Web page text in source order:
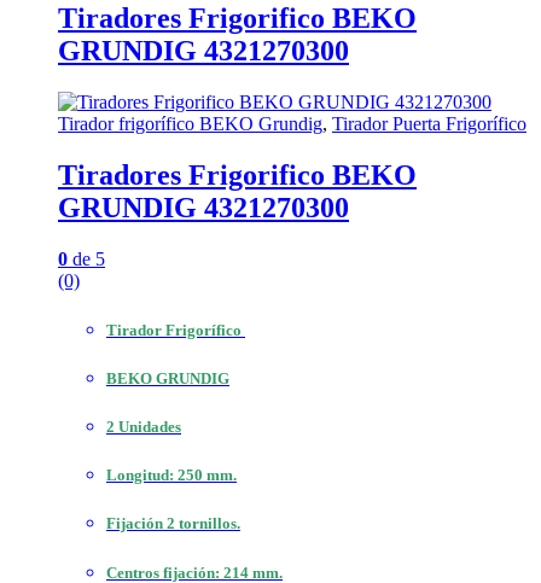
Tiradores Frigorifico BEKO
GRUNDIG 4321270300
Tirador frigorífico BEKO Grundig, Tirador Puerta Frigorífico
Tiradores Frigorifico BEKO
GRUNDIG 4321270300
0 de 5
(0)
Tirador Frigorífico
BEKO GRUNDIG
2 Unidades
Longitud: 250 mm.
Fijación 2 tornillos.
Centros fijación: 214 mm.